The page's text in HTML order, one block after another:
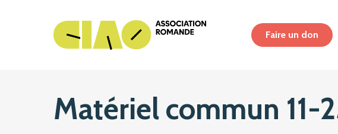
Hit enter to search or ESC to close
Faire un don
Matériel commun 11-